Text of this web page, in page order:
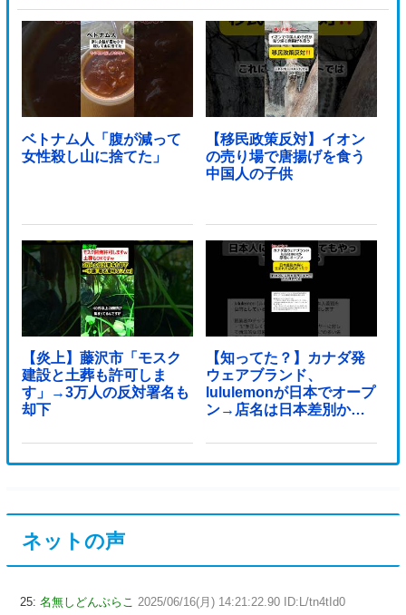
ベトナム人「腹が減って
女性殺し山に捨てた」
【移民政策反対】イオン
の売り場で唐揚げを食う
中国人の子供
【炎上】藤沢市「モスク
建設と土葬も許可しま
す」→3万人の反対署名も
却下
【知ってた？】カナダ発
ウェアブランド、
lululemonが日本でオープ
ン→店名は日本差別から
ネットの声
25: 名無しどんぶらこ 2025/06/16(月) 14:21:22.90 ID:L/tn4tId0